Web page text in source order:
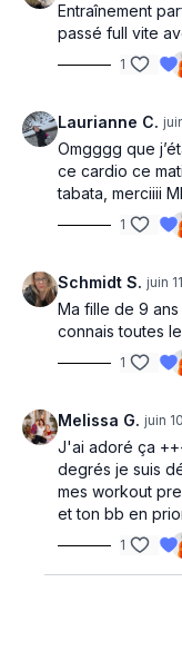
Entraînement
passé full vite
1
Laurianne C.
Omgggg que
ce cardio ce
tabata, merciiii
1
Schmidt S. juin 11
Ma fille de 9
connais toutes
1
Melissa G. juin 10
J'ai adoré ça
degrés je suis
mes workout
et ton bb en
1